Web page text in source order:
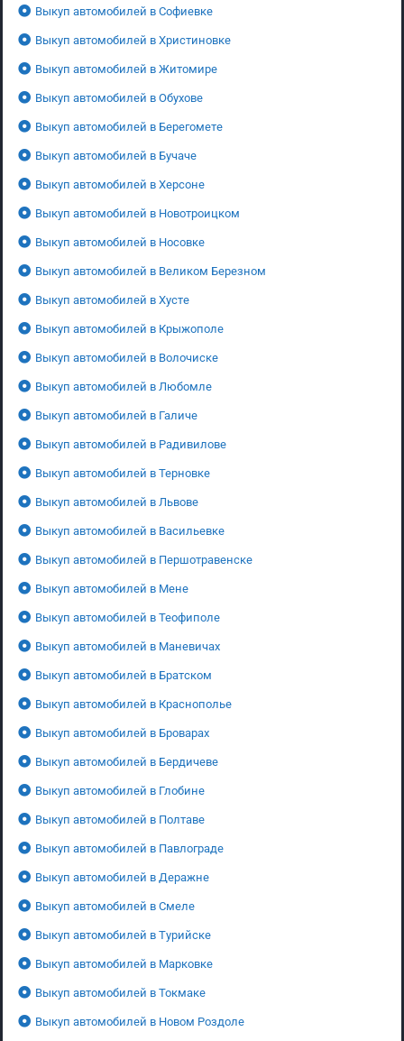
Выкуп автомобилей в Софиевке
Выкуп автомобилей в Христиновке
Выкуп автомобилей в Житомире
Выкуп автомобилей в Обухове
Выкуп автомобилей в Берегомете
Выкуп автомобилей в Бучаче
Выкуп автомобилей в Херсоне
Выкуп автомобилей в Новотроицком
Выкуп автомобилей в Носовке
Выкуп автомобилей в Великом Березном
Выкуп автомобилей в Хусте
Выкуп автомобилей в Крыжополе
Выкуп автомобилей в Волочиске
Выкуп автомобилей в Любомле
Выкуп автомобилей в Галиче
Выкуп автомобилей в Радивилове
Выкуп автомобилей в Терновке
Выкуп автомобилей в Львове
Выкуп автомобилей в Васильевке
Выкуп автомобилей в Першотравенске
Выкуп автомобилей в Мене
Выкуп автомобилей в Теофиполе
Выкуп автомобилей в Маневичах
Выкуп автомобилей в Братском
Выкуп автомобилей в Краснополье
Выкуп автомобилей в Броварах
Выкуп автомобилей в Бердичеве
Выкуп автомобилей в Глобине
Выкуп автомобилей в Полтаве
Выкуп автомобилей в Павлограде
Выкуп автомобилей в Деражне
Выкуп автомобилей в Смеле
Выкуп автомобилей в Турийске
Выкуп автомобилей в Марковке
Выкуп автомобилей в Токмаке
Выкуп автомобилей в Новом Роздоле